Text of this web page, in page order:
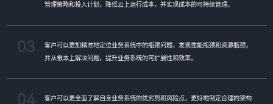
管理策略和投入计划，降低云上运行成本，并实现成本的可持续管理。
客户可以更加精准地定位业务系统中的瓶颈问题，发现性能瓶颈和资源瓶颈，
并从根本上解决问题，提升业务系统的可扩展性和效率。
客户可以更全面了解自身业务系统的优劣势和风险点，更好地制定合理的架构